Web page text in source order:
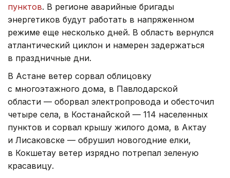
пунктов. В регионе аварийные бригады
энергетиков будут работать в напряженном
режиме еще несколько дней. В область вернулся
атлантический циклон и намерен задержаться
в праздничные дни.
В Астане ветер сорвал облицовку
с многоэтажного дома, в Павлодарской
области — оборвал электропровода и обесточил
четыре села, в Костанайской — 114 населенных
пунктов и сорвал крышу жилого дома, в Актау
и Лисаковске — обрушил новогодние елки,
в Кокшетау ветер изрядно потрепал зеленую
красавицу.